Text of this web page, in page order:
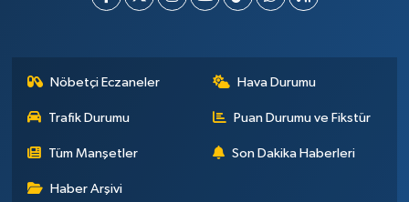
Nöbetçi Eczaneler Hava Durumu
Trafik Durumu Puan Durumu ve Fikstür
Tüm Manşetler Son Dakika Haberleri
Haber Arşivi